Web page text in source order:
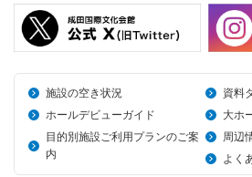
施設の空き状況
資料
ホールデビューガイド
大ホ
目的別施設ご利用プランのご案
内
周辺
よく